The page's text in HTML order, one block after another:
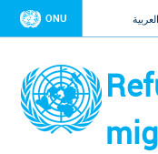
ONU العربية